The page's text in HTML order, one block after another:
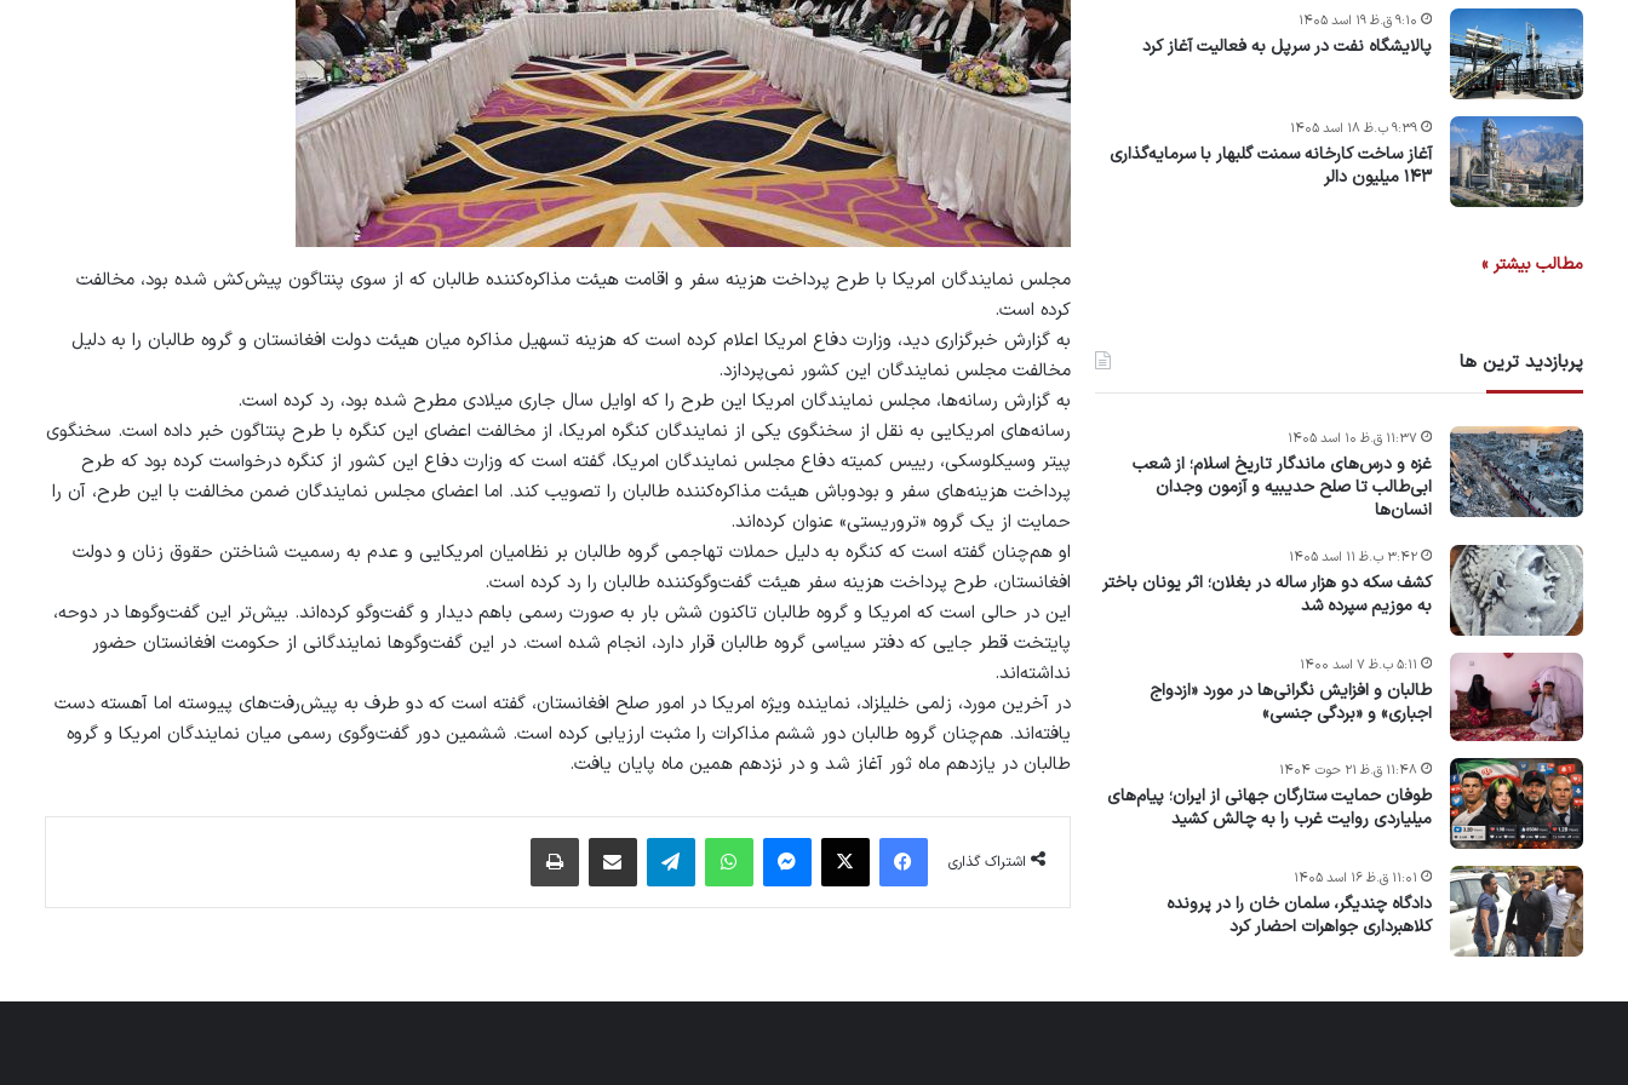
مجلس نمایند‌گان امریکا با طرح پرداخت هزینه سفر و اقامت هیئت مذاکره‌کننده طالبان که از سوی پنتاگون پیش‌کش شده بود، مخالفت
کرده است.
به گزارش خبرگزاری دید، وزارت دفاع امریکا اعلام کرده است که هزینه تسهیل مذاکره میان هیئت دولت افغانستان و گروه طالبان را به دلیل
مخالفت مجلس نمایندگان این کشور نمی‌پردازد.
به گزارش رسانه‌ها، مجلس نمایند‌گان امریکا این طرح را که اوایل سال جاری میلادی مطرح شده بود، رد کرده است.
رسانه‌های امریکایی به نقل از سخنگوی یکی از نمایندگان کنگره امریکا، از مخالفت اعضای این کنگره با طرح پنتاگون خبر داده است. سخنگوی
پیتر وسیکلوسکی، رییس کمیته دفاع مجلس نمایندگان امریکا، گفته است که وزارت دفاع این کشور از کنگره درخواست کرده بود که طرح
پرداخت هزینه‌های سفر و بودوباش هیئت مذاکره‌کننده طالبان را تصویب کند. اما اعضای مجلس نمایندگان ضمن مخالفت با این طرح، آن را
حمایت از یک گروه «تروریستی» عنوان کرده‌اند.
او هم‌چنان گفته است که کنگره به دلیل حملات تهاجمی گروه طالبان بر نظامیان امریکایی و عدم به رسمیت شناختن حقوق زنان و دولت
افغانستان، طرح پرداخت هزینه سفر هیئت گفت‌وگوکننده طالبان را رد کرده است.
این در حالی است که امریکا و گروه طالبان تاکنون شش بار به صورت رسمی باهم دیدار و گفت‌وگو کرده‌اند. بیش‌تر این گفت‌وگوها در دوحه،
پایتخت قطر جایی که دفتر سیاسی گروه طالبان قرار دارد، انجام شده است. در این گفت‌وگوها نمایندگانی از حکومت افغانستان حضور
نداشته‌اند.
در آخرین مورد، زلمی خلیلزاد، نماینده ویژه امریکا در امور صلح افغانستان، گفته است که دو طرف به پیش‌رفت‌های پیوسته اما آهسته دست
یافته‌اند. هم‌چنان گروه طالبان دور ششم مذاکرات را مثبت ارزیابی کرده است. ششمین دور گفت‌وگوی رسمی میان نمایندگان امریکا و گروه
طالبان در یازدهم ماه ثور آغاز شد و در نزدهم همین ماه پایان یافت.
اشتراک گذاری
فیس بوک X پیام رسان واتس آپ تلگرام اشتراک گذاری از طریق ایمیل چاپ
پالایشگاه نفت در سرپل به فعالیت آغاز کرد
۹:۱۰ ق.ظ ۱۹ اسد ۱۴۰۵
آغاز ساخت کارخانه سمنت گلبهار با سرمایه‌گذاری
۱۴۳ میلیون دالر
۹:۳۹ ب.ظ ۱۸ اسد ۱۴۰۵
مطالب بیشتر »
پربازدید ترین ها
غزه و درس‌های ماندگار تاریخ اسلام؛ از شعب
ابی‌طالب تا صلح حدیبیه و آزمون وجدان
انسان‌ها
۱۱:۳۷ ق.ظ ۱۰ اسد ۱۴۰۵
کشف سکه دو هزار ساله در بغلان؛ اثر یونان باختر
به موزیم سپرده شد
۳:۴۲ ب.ظ ۱۱ اسد ۱۴۰۵
طالبان و افزایش نگرانی‌ها در مورد «ازدواج
اجباری» و «بردگی جنسی»
۵:۱۱ ب.ظ ۷ اسد ۱۴۰۰
طوفان حمایت ستارگان جهانی از ایران؛ پیام‌های
میلیاردی روایت غرب را به چالش کشید
۱۱:۴۸ ق.ظ ۲۱ حوت ۱۴۰۴
دادگاه چندیگر، سلمان خان را در پرونده
کلاهبرداری جواهرات احضار کرد
۱۱:۰۱ ق.ظ ۱۶ اسد ۱۴۰۵